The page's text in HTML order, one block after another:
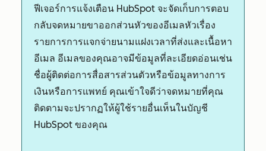
ฟีเจอร์การแจ้งเตือน HubSpot จะจัดเก็บการตอบ
กลับจดหมายขาออกส่วนหัวของอีเมลหัวเรื่อง
รายการการแจกจ่ายนามแฝงเวลาที่ส่งและเนื้อหา
อีเมล อีเมลของคุณอาจมีข้อมูลที่ละเอียดอ่อนเช่น
ชื่อผู้ติดต่อการสื่อสารส่วนตัวหรือข้อมูลทางการ
เงินหรือการแพทย์ คุณเข้าใจดีว่าจดหมายที่คุณ
ติดตามจะปรากฏให้ผู้ใช้รายอื่นเห็นในบัญชี
HubSpot ของคุณ